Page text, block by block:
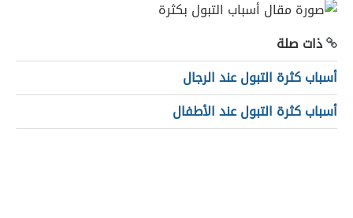
ذات صلة
أسباب كثرة التبول عند الرجال
أسباب كثرة التبول عند الأطفال